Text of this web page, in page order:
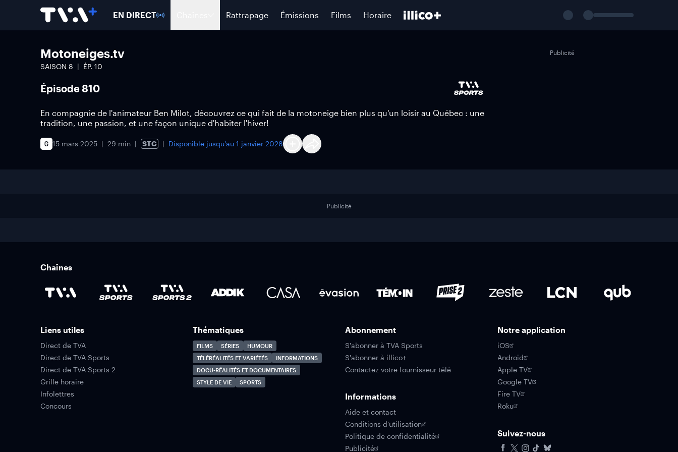
EN DIRECT Rattrapage Émissions Films Horaire
Motoneiges.tv
SAISON 8 ÉP. 10
Épisode 810
En compagnie de l'animateur Ben Milot, découvrez ce qui fait de la motoneige bien plus qu'un loisir au Québec : une
tradition, une passion, et une façon unique d'habiter l'hiver!
15 mars 2025 29 min STC Disponible jusqu'au 1 janvier 2028
Publicité
Publicité
Chaînes
Liens utiles
Direct de TVA
Direct de TVA Sports
Direct de TVA Sports 2
Grille horaire
Infolettres
Concours
Thématiques
FILMS SÉRIES
HUMOUR
TÉLÉRÉALITÉS ET VARIÉTÉS
INFORMATIONS
DOCU-RÉALITÉS ET DOCUMENTAIRES
STYLE DE VIE
SPORTS
Abonnement
S'abonner à TVA Sports
S'abonner à illico+
Contactez votre fournisseur télé
Informations
Aide et contact
Conditions d'utilisation
Politique de confidentialité
Publicité
Notre application
iOS
Android
Apple TV
Google TV
Fire TV
Roku
Suivez-nous